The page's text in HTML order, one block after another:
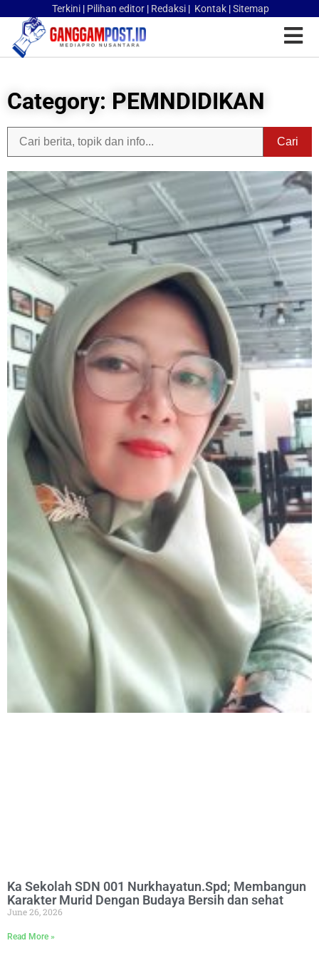
Terkini | Pilihan editor | Redaksi | Kontak |Sitemap
Category: PEMNDIDIKAN
Cari
Ka Sekolah SDN 001 Nurkhayatun.Spd; Membangun
Karakter Murid Dengan Budaya Bersih dan sehat
June 26, 2026
Read More »